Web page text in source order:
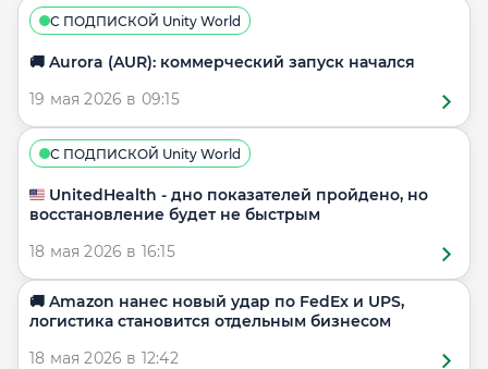
С ПОДПИСКОЙ Unity World
🚚 Aurora (AUR): коммерческий запуск начался
19 мая 2026 в 09:15
С ПОДПИСКОЙ Unity World
🇺🇸 UnitedHealth - дно показателей пройдено, но
восстановление будет не быстрым
18 мая 2026 в 16:15
🚚 Amazon нанес новый удар по FedEx и UPS,
логистика становится отдельным бизнесом
18 мая 2026 в 12:42